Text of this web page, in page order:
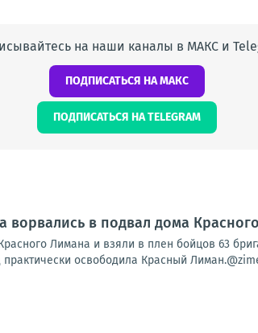
на наши каналы в МАКС и
ПОДПИСАТЬСЯ НА МАКС
ПОДПИСАТЬСЯ НА TELEGRAM
в подвал дома
Лимана и взяли в плен бойцов 63
освободила Красный